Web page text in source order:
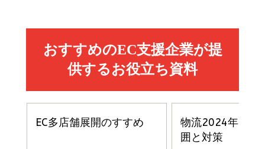
副業
￥1,870
小さな会社は戦略が9割
ドリルを売るには穴を売れ
カラダ2026／宮舘涼太]
￥880
anan(アンアン)2026/06/24号 No.2500増刊
スペシャルエディション[王道エンタメの矜持／
￥1,100
anan(アンアン)2026/07/08号 No.2502[2026
年後半、あなたの恋と運命／山田涼介]
イシューからはじめよ［改訂版］――知的生産の「シンプ
ルな本質」
￥2,200
経営メモ 16年の起業家人生で得た知見